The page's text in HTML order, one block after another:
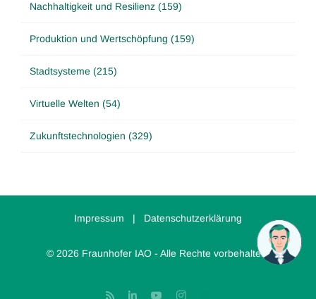
Nachhaltigkeit und Resilienz (159)
Produktion und Wertschöpfung (159)
Stadtsysteme (215)
Virtuelle Welten (54)
Zukunftstechnologien (329)
Impressum | Datenschutzerklärung
© 2026 Fraunhofer IAO - Alle Rechte vorbehalten.
Rss LinkedInYouTubeInstagram